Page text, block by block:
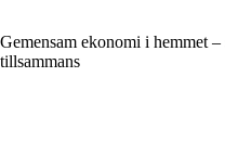
Gemensam ekonomi i hemmet
tillsammans